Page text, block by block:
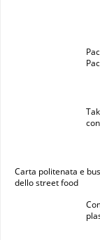
Carta politenata e
dello street food